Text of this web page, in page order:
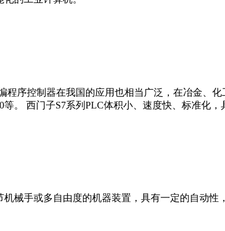
程序控制器在我国的应用也相当广泛，在冶金、
等。 西门子S7系列PLC体积小、速度快、标准化
械手或多自由度的机器装置，具有一定的自动